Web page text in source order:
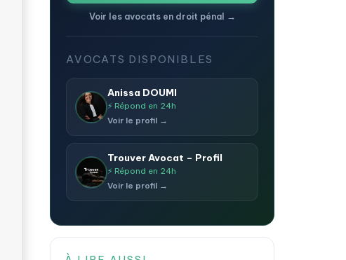
Voir les avocats en droit pénal →
AVOCATS DISPONIBLES
Anissa DOUMI
⚡ Répond en 24h
Voir le profil →
Trouver Avocat – Profil
⚡ Répond en 24h
Voir le profil →